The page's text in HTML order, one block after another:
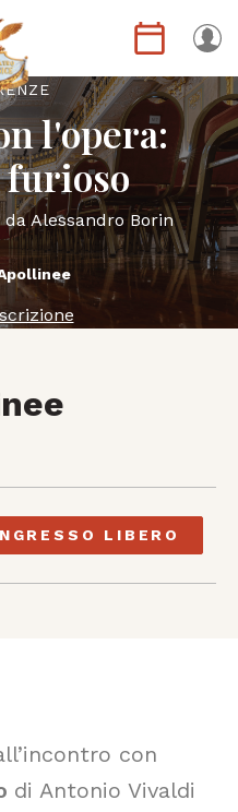
l'opera:
Alessandro Borin
LIBERO
con
di Antonio Vivaldi